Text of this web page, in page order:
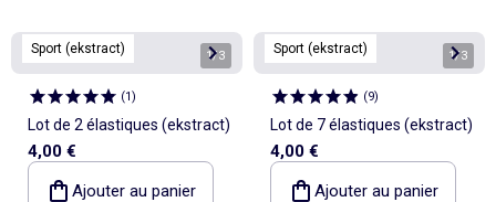
Sport (ekstract) 1/3
(1)
Lot de 2 élastiques (ekstract)
4,00 €
Ajouter au panier
Sport (ekstract) 1/3
(9)
Lot de 7 élastiques (ekstract)
4,00 €
Ajouter au panier